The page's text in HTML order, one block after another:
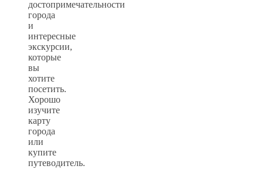
достопримечательности
города
и
интересные
экскурсии,
которые
вы
хотите
посетить.
Хорошо
изучите
карту
города
или
купите
путеводитель.